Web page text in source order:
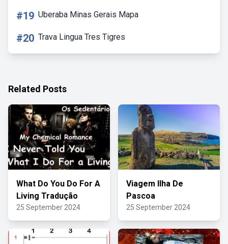
#19 Uberaba Minas Gerais Mapa
#20 Trava Lingua Tres Tigres
Related Posts
What Do You Do For A
Living Tradução
25 September 2024
Viagem Ilha De
Pascoa
25 September 2024